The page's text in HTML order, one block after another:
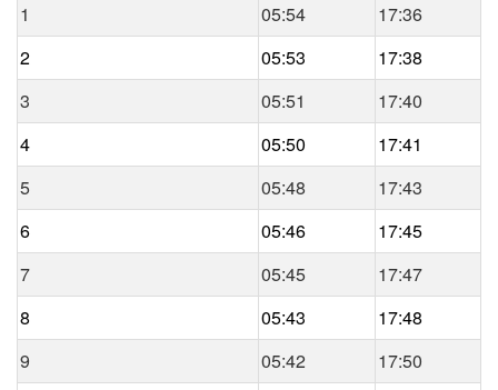
1
05:54
17:36
2
05:53
17:38
3
05:51
17:40
4
05:50
17:41
5
05:48
17:43
6
05:46
17:45
7
05:45
17:47
8
05:43
17:48
9
05:42
17:50